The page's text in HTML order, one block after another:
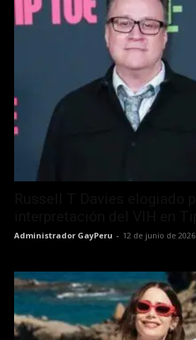
Administrador GayPeru - 12 de junio de 2026